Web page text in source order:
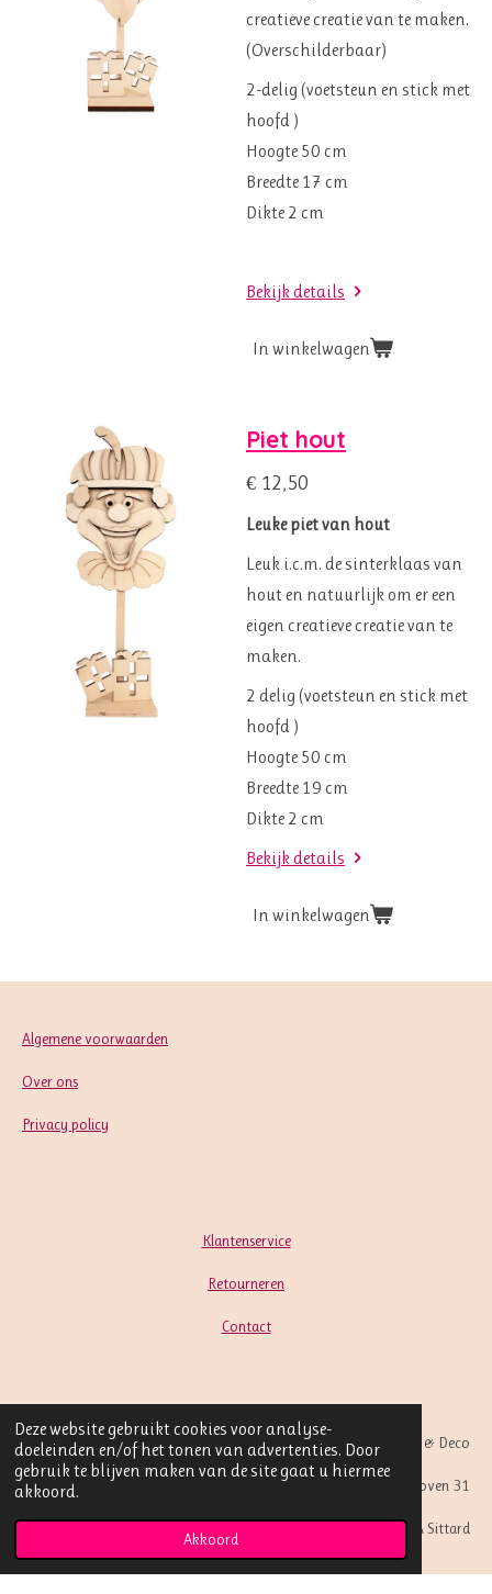
Deze website gebruikt cookies voor analyse-
doeleinden en/of het tonen van advertenties. Door
gebruik te blijven maken van de site gaat u hiermee
akkoord.
Akkoord
creatieve creatie van te maken.
(Overschilderbaar)
2-delig (voetsteun en stick met
hoofd )
Hoogte 50 cm
Breedte 17 cm
Dikte 2 cm
Bekijk details
In winkelwagen
Piet hout
€ 12,50
Leuke piet van hout
Leuk i.c.m. de sinterklaas van
hout en natuurlijk om er een
eigen creatieve creatie van te
maken.
2 delig (voetsteun en stick met
hoofd )
Hoogte 50 cm
Breedte 19 cm
Dikte 2 cm
Bekijk details
In winkelwagen
Algemene voorwaarden
Over ons
Privacy policy
Klantenservice
Retourneren
Contact
Luna Events - Party & Deco
Overhoven 31
6136 EA Sittard